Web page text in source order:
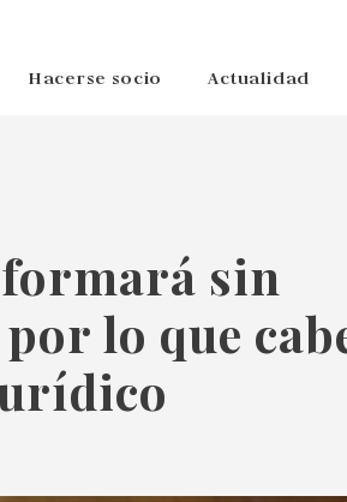
Hacerse socio Actualidad
sin
lo que